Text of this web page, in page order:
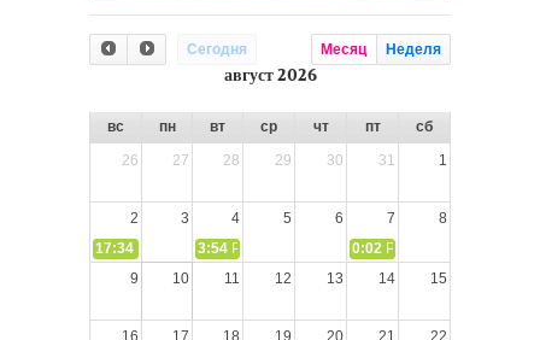
Сегодня Месяц Неделя
август 2026
вс пн вт ср чт пт
сб
26
27 28 29 30 31 1
2 3 4 5 6 7
8
17:34
СЛОВО из СЛОВА – «Ищите Господа, призывайте Его»
3:54 РАЗМЫШЛЕНИЕ: Дух Святой не угашайте!
0:02 РАЗМЫШЛЕНИЯ: Дух
9
10 11 12 13 14 15
16 17 18 19 20 21 22